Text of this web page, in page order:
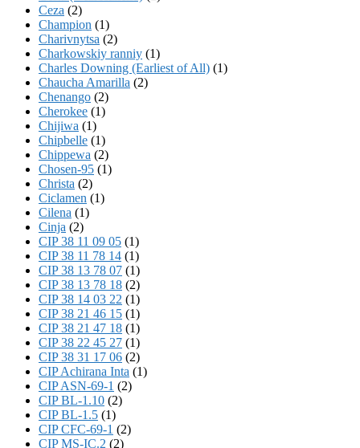
Ceza (2)
Champion (1)
Charivnytsa (2)
Charkowskiy ranniy (1)
Charles Downing (Earliest of All) (1)
Chaucha Amarilla (2)
Chenango (2)
Cherokee (1)
Chijiwa (1)
Chipbelle (1)
Chippewa (2)
Chosen-95 (1)
Christa (2)
Ciclamen (1)
Cilena (1)
Cinja (2)
CIP 38 11 09 05 (1)
CIP 38 11 78 14 (1)
CIP 38 13 78 07 (1)
CIP 38 13 78 18 (2)
CIP 38 14 03 22 (1)
CIP 38 21 46 15 (1)
CIP 38 21 47 18 (1)
CIP 38 22 45 27 (1)
CIP 38 31 17 06 (2)
CIP Achirana Inta (1)
CIP ASN-69-1 (2)
CIP BL-1.10 (2)
CIP BL-1.5 (1)
CIP CFC-69-1 (2)
CIP MS-IC.2 (2)